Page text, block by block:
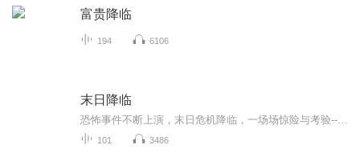
富贵降临
194 6106
末日降临
101 3486